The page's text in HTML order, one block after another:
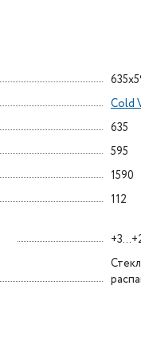
Cold
635
595
1590
112